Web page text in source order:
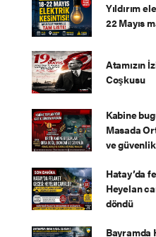
Yıldırım
22 Mayıs
Atamızın
Coşkusu
Kabine
Masada
ve
Hatay’da
Heyelan
döndü
Bayramda